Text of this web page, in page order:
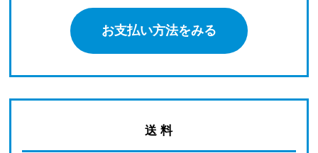
お支払い方法をみる
送 料